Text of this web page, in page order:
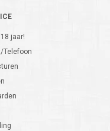
jaar!
Telefoon